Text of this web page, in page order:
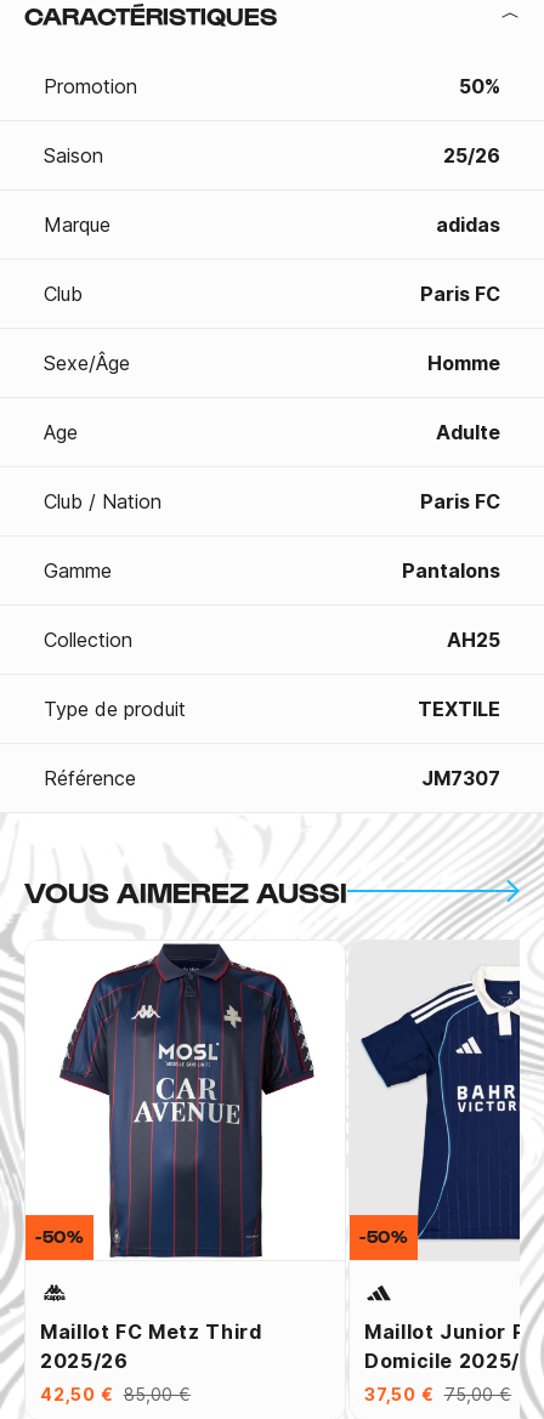
CARACTÉRISTIQUES
Promotion 50%
Saison 25/26
Marque adidas
Club Paris FC
Sexe/Âge Homme
Age Adulte
Club / Nation Paris FC
Gamme Pantalons
Collection AH25
Type de produit TEXTILE
Référence JM7307
VOUS AIMEREZ AUSSI
Maillot FC Metz Third
2025/26
42,50 € 85,00 €
-50%
Maillot Junior
Domicile 2025/
37,50 € 75,00 €
-50%